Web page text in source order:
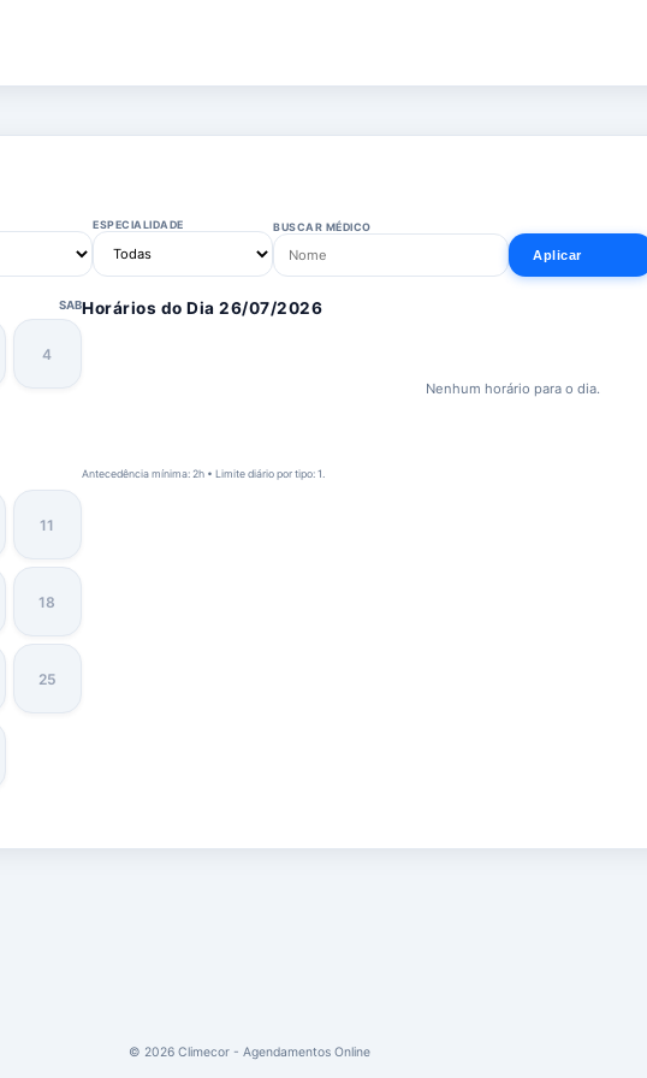
ESPECIALIDADE BUSCAR MÉDICO
Aplicar
SAB
4
11
18
25
Horários do Dia 26/07/2026
Nenhum horário para o dia.
Antecedência mínima: 2h • Limite diário por tipo: 1.
© 2026 Climecor - Agendamentos Online